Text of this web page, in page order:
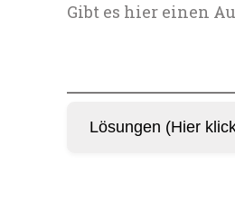
Gibt es hier einen
Lösungen (Hier